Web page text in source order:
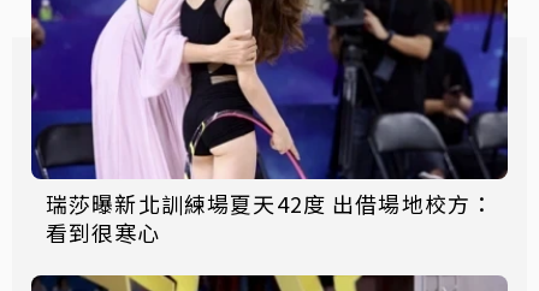
瑞莎曝新北訓練場夏天42度 出借場地校方：
看到很寒心